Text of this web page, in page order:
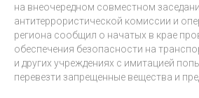
на внеочередном совместном
антитеррористической комиссии и
региона сообщил о начатых в крае
обеспечения безопасности на
и других учреждениях с имитацией
перевезти запрещенные вещества и